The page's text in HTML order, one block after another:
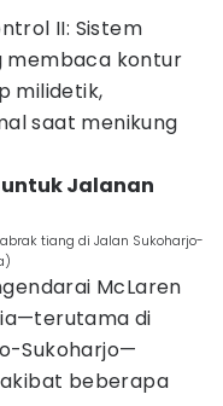
II: Sistem
membaca kontur
milidetik,
saat menikung
untuk Jalanan
tiang di Jalan Sukoharjo-
McLaren
di
Sukoharjo—
beberapa